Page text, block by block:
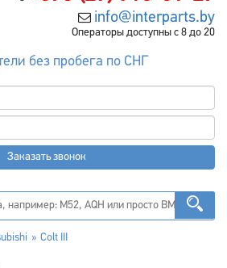
info@interparts.by
Операторы доступны с 8 до 20
без пробега по СНГ
Заказать звонок
Colt III